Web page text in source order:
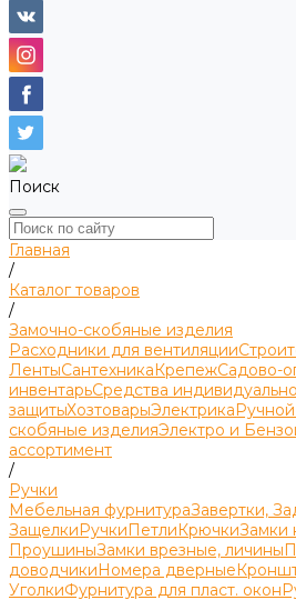
Поиск
Главная
/
Каталог товаров
/
Замочно-скобяные изделия
Расходники для вентиляции
ЛентыСантехникаКрепежСадово-
инвентарьСредства
защитыХозтоварыЭлектрика
скобяные изделияЭлектро и
ассортимент
/
Ручки
Мебельная фурнитураЗавертки,
ЗащелкиРучкиПетлиКрючкиЗамки
ПроушиныЗамки врезные, личины
доводчикиНомера дверные
УголкиФурнитура для пласт. окон